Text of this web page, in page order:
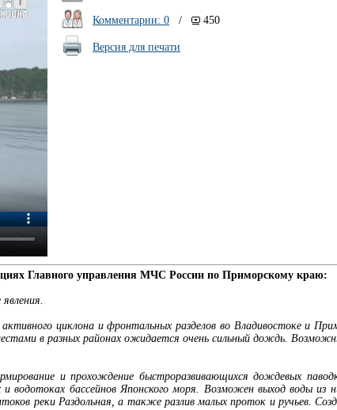
Комментарии: 0 / 450
Версия для печати
Главного управления МЧС России по Приморскому краю:
циклона и фронтальных разделов во Владивостоке и
в разных районах ожидается очень сильный дождь.
и прохождение быстроразвивающихся дождевых
бассейнов Японского моря. Возможен выход воды из
реки Раздольная, а также разлив малых проток и ручьев.